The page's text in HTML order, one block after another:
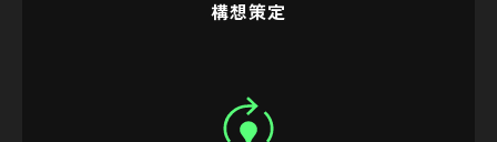
構想策定